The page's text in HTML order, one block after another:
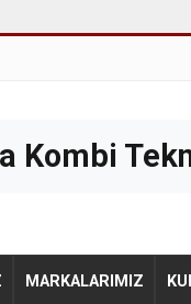
Kombi
MARKALARIMIZ